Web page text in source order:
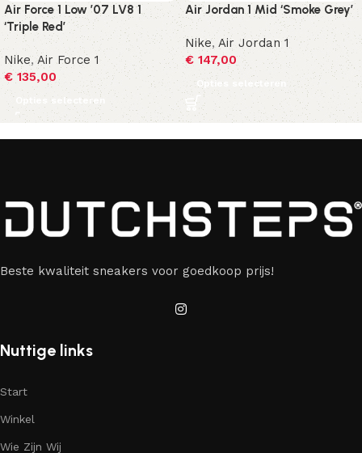
Air Force 1 Low ’07 LV8 1
‘Triple Red’
Nike,Air Force 1
€135,00
Opties selecteren
Air Jordan 1 Mid ‘Smoke Grey’
Nike, Air Jordan 1
€ 147,00
Opties selecteren
Beste kwaliteit sneakers voor goedkoop prijs!
Nuttige links
Start
Winkel
Wie Zijn Wij